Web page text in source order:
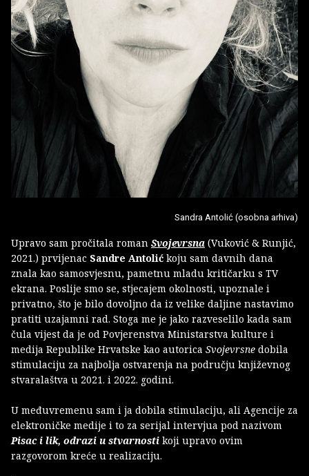
Sandra Antolić (osobna arhiva)
Upravo sam pročitala roman Svojevrsna (Vuković & Runjić,
2021.) prvijenac Sandre Antolić koju sam davnih dana
znala kao samosvjesnu, pametnu mladu kritičarku s TV
ekrana. Poslije smo se, stjecajem okolnosti, upoznale i
privatno, što je bilo dovoljno da iz velike daljine nastavimo
pratiti uzajamni rad. Stoga me je jako razveselilo kada sam
čula vijest da je od Povjerenstva Ministarstva kulture i
medija Republike Hrvatske kao autorica Svojevrsne dobila
stimulaciju za najbolja ostvarenja na području književnog
stvaralaštva u 2021. i 2022. godini.
U međuvremenu sam i ja dobila stimulaciju, ali Agencije za
elektroničke medije i to za serijal intervjua pod nazivom
Pisac i lik, odrazi u stvarnosti koji upravo ovim
razgovorom kreće u realizaciju.